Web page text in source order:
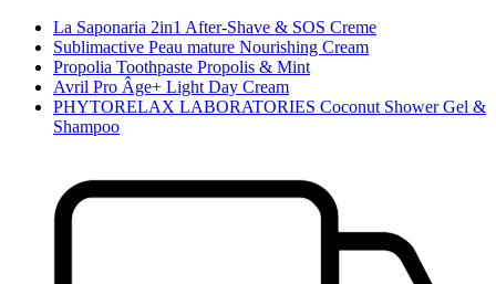
La Saponaria 2in1 After-Shave & SOS Creme
Sublimactive Peau mature Nourishing Cream
Propolia Toothpaste Propolis & Mint
Avril Pro Âge+ Light Day Cream
PHYTORELAX LABORATORIES Coconut Shower Gel &
Shampoo